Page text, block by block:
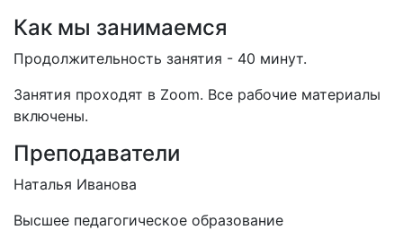
Как мы занимаемся
Продолжительность занятия - 40 минут.
Занятия проходят в Zoom. Все рабочие материалы
включены.
Преподаватели
Наталья Иванова
Высшее педагогическое образование